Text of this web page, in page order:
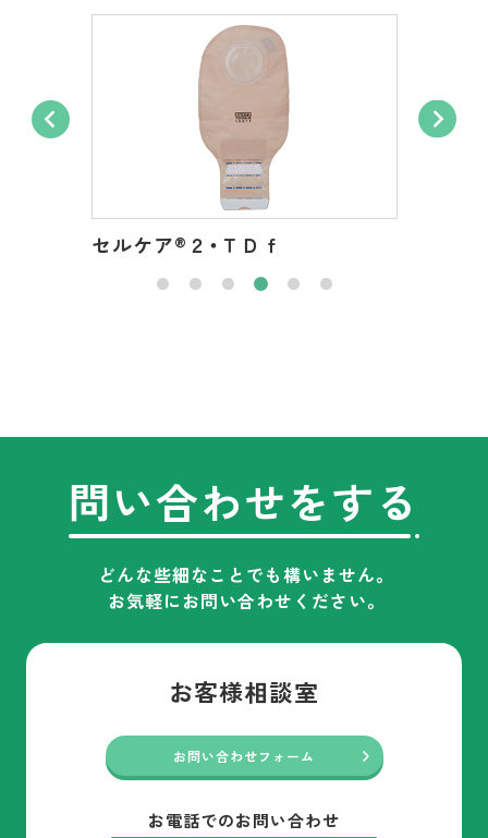
セルケア® ２・ＴＤｆ
問い合わせをする
どんな些細なことでも構いません。
お気軽にお問い合わせください。
お客様相談室
お問い合わせフォーム
お電話でのお問い合わせ